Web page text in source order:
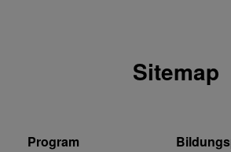
Sitemap
Program